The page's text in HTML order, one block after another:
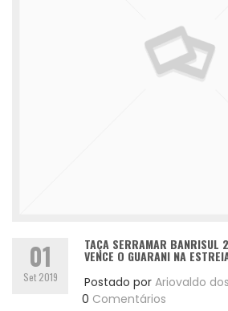
01
Set 2019
TAÇA SERRAMAR BANRISUL
VENCE O GUARANI NA
Postado por Ariovaldo
0 Comentários